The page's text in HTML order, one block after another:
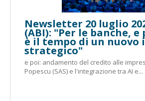
Newsletter 20 luglio
(ABI): "Per le banche, e
è il tempo di un nuovo
strategico"
e poi: andamento del credito alle
Popescu (SAS) e l'integrazione tra AI e...